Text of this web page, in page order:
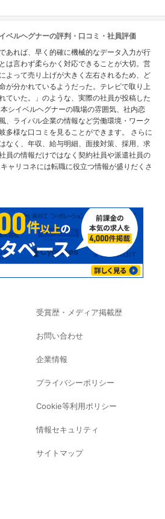
ベルヘグナーの評判・口コミ・社員評価
あれば、早く的確に機械的なデータ入力が行
は言わず柔らかく対応できることが大切。営
よって売り上げが大きく左右されるため、ど
が分かれているようだった。テレビで取り上
ていた。」のような、実際の社員が投稿した
シイベルヘグナーの職場の雰囲気、社内恋
、ライバル企業の情報など労働環境・ワーク
多様な口コミを見ることができます。 さらに
なく、年収、給与明細、面接対策、採用、求
員の情報だけではなく契約社員や派遣社員の
ャリコネには転職に役立つ情報が盛りだくさ
受賞歴・メディア掲載歴
お問い合わせ
企業情報
プライバシーポリシー
Cookie等利用ポリシー
情報セキュリティ
サイトマップ